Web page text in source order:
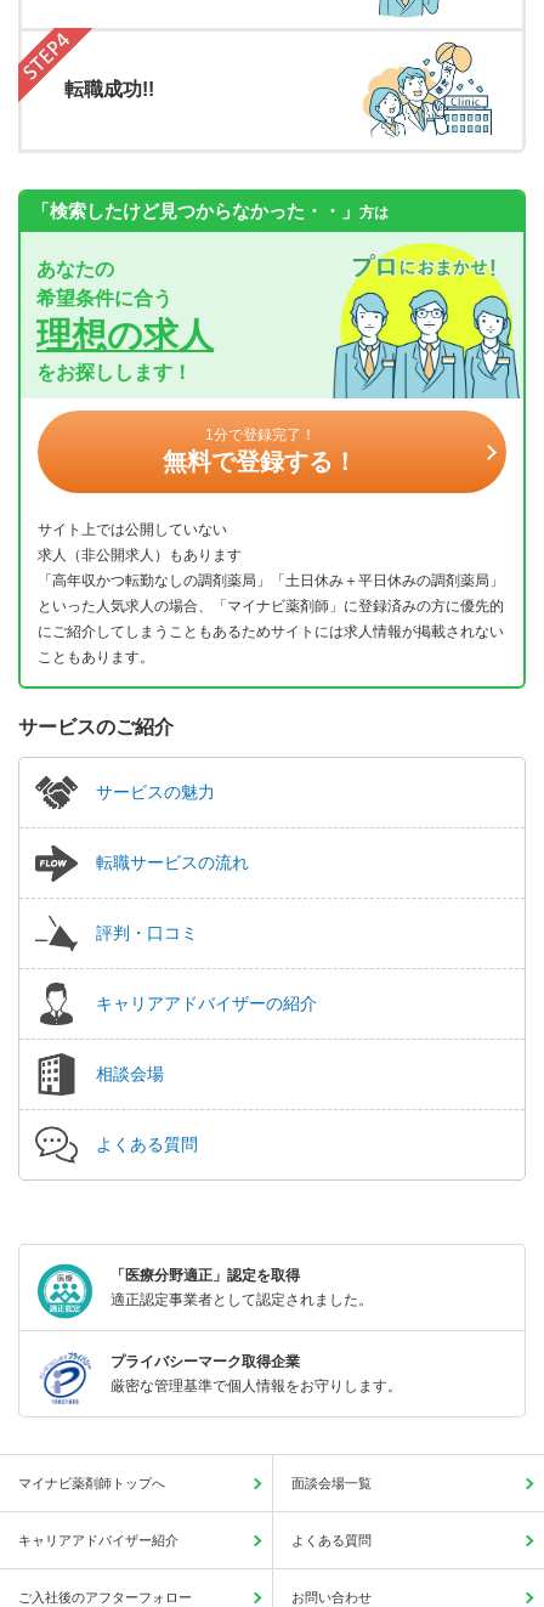
転職成功!!
「検索したけど見つからなかった・・」 方は
あなたの
希望条件に合う
理想の求人
をお探しします！
1分で登録完了！
無料で登録する！
サイト上では公開していない
求人（非公開求人）もあります
「高年収かつ転勤なしの調剤薬局」「土日休み＋平日休みの調剤薬局」
といった人気求人の場合、「マイナビ薬剤師」に登録済みの方に優先的
にご紹介してしまうこともあるためサイトには求人情報が掲載されない
こともあります。
サービスのご紹介
サービスの魅力
転職サービスの流れ
評判・口コミ
キャリアアドバイザーの紹介
相談会場
よくある質問
「医療分野適正」認定を取得
適正認定事業者として認定されました。
プライバシーマーク取得企業
厳密な管理基準で個人情報をお守りします。
マイナビ薬剤師トップへ 面談会場一覧
キャリアアドバイザー紹介 よくある質問
ご入社後のアフターフォロー お問い合わせ